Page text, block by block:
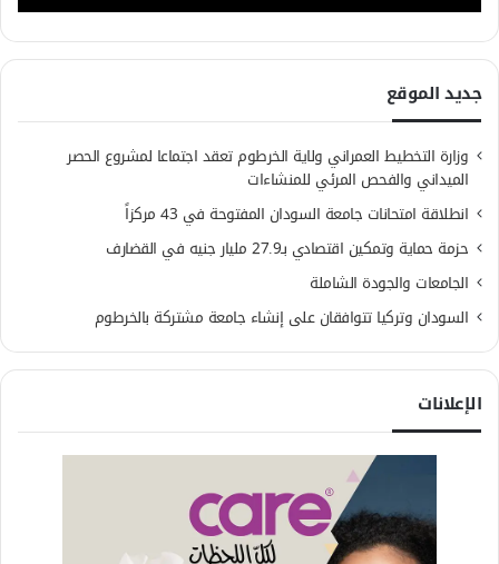
جديد الموقع
وزارة التخطيط العمراني ولاية الخرطوم تعقد اجتماعا لمشروع الحصر
الميداني والفحص المرئي للمنشاءات
انطلاقة امتحانات جامعة السودان المفتوحة في 43 مركزاً
حزمة حماية وتمكين اقتصادي بـ27.9 مليار جنيه في القضارف
الجامعات والجودة الشاملة
السودان وتركيا تتوافقان على إنشاء جامعة مشتركة بالخرطوم
الإعلانات